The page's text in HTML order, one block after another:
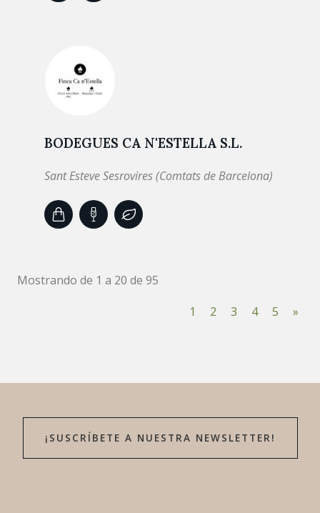
BODEGUES CA N'ESTELLA S.L.
Sant Esteve Sesrovires (Comtats de Barcelona)
Mostrando de 1 a 20 de 95
1
2 3 4 5 »
¡SUSCRÍBETE A NUESTRA NEWSLETTER!